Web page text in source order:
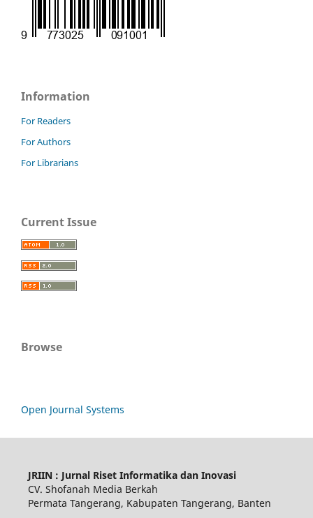
Information
For Readers
For Authors
For Librarians
Current Issue
Browse
Open Journal Systems
JRIIN : Jurnal Riset Informatika dan Inovasi
CV. Shofanah Media Berkah
Permata Tangerang, Kabupaten Tangerang, Banten